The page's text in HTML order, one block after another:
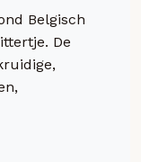
Belgisch
De